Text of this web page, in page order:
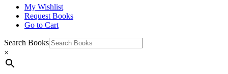
My Wishlist
Request Books
Go to Cart
Search Books
×